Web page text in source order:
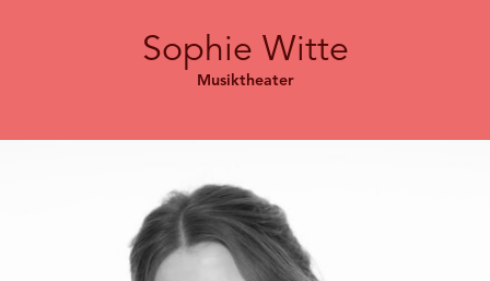
DAS THEATER ÖFFNEN
Sophie Witte
Musiktheater